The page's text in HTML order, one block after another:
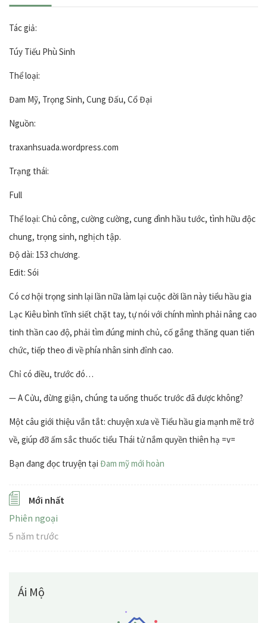
Tác giả:
Túy Tiếu Phù Sinh
Thể loại:
Đam Mỹ, Trọng Sinh, Cung Đấu, Cổ Đại
Nguồn:
traxanhsuada.wordpress.com
Trạng thái:
Full
Thể loại: Chủ công, cường cường, cung đình hầu tước, tình hữu độc
chung, trọng sinh, nghịch tập.
Độ dài: 153 chương.
Edit: Sói
Có cơ hội trọng sinh lại lần nữa làm lại cuộc đời lần này tiểu hầu gia
Lạc Kiêu bình tĩnh siết chặt tay, tự nói với chính mình phải nâng cao
tinh thần cao độ, phải tìm đúng minh chủ, cố gắng thăng quan tiến
chức, tiếp theo đi về phía nhân sinh đỉnh cao.
Chỉ có điều, trước đó…
— A Cửu, đừng giận, chúng ta uống thuốc trước đã được không?
Một câu giới thiệu vắn tắt: chuyện xưa về Tiểu hầu gia mạnh mẽ trở
về, giúp đỡ ấm sắc thuốc tiểu Thái tử nắm quyền thiên hạ =v=
Bạn đang đọc truyện tại Đam mỹ mới hoàn
Mới nhất
Phiên ngoại
5 năm trước
Ái Mộ